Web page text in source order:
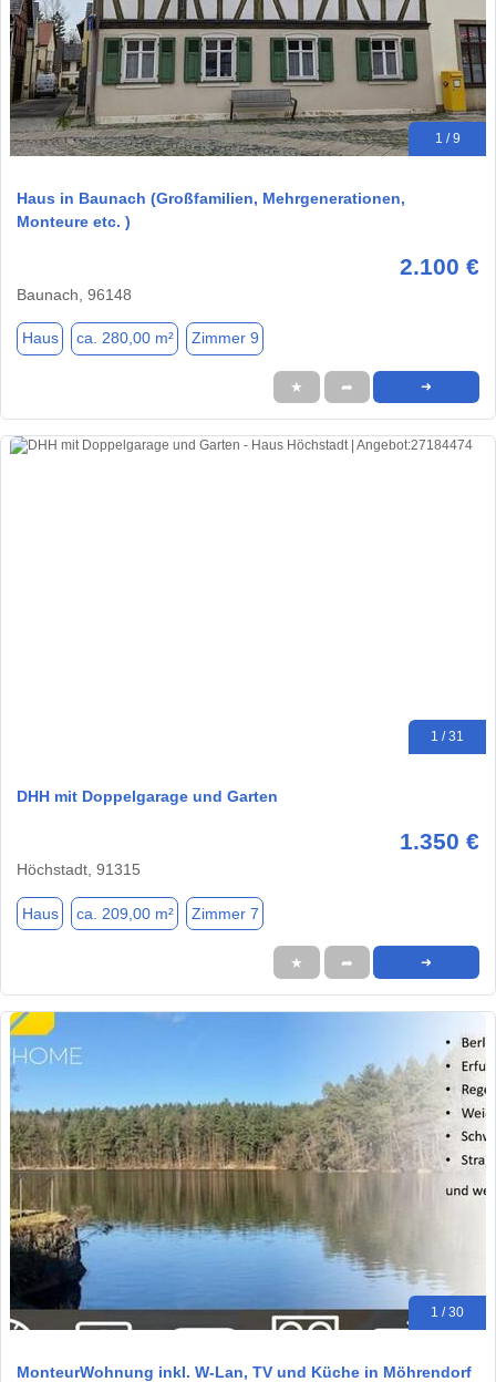
1 / 9
Haus in Baunach (Großfamilien, Mehrgenerationen,
Monteure etc. )
2.100 €
Baunach, 96148
Haus ca. 280,00 m² Zimmer 9
★ ➦ ➜
1 / 31
DHH mit Doppelgarage und Garten
1.350 €
Höchstadt, 91315
Haus ca. 209,00 m² Zimmer 7
★ ➦ ➜
1 / 30
MonteurWohnung inkl. W-Lan, TV und Küche in Möhrendorf